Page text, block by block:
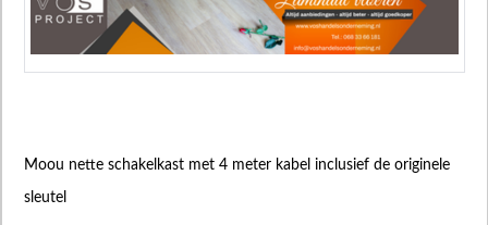
Moou nette schakelkast met 4 meter kabel inclusief de originele
sleutel